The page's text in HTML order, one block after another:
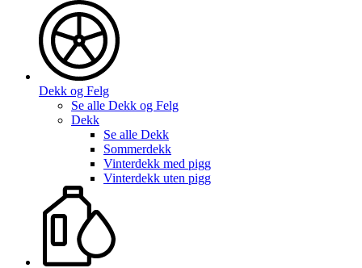
Dekk og Felg
Se alle Dekk og Felg
Dekk
Se alle Dekk
Sommerdekk
Vinterdekk med pigg
Vinterdekk uten pigg